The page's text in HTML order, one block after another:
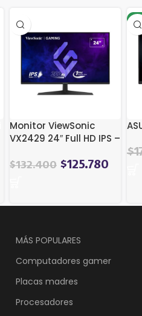
Monitor ViewSonic
VX2429 24″ Full HD IPS –
Premium
$132.400 $125.780
-
El
$
MÁS POPULARES
Computadores gamer
Placas madres
Procesadores